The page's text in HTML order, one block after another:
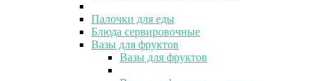
Палочки для еды
Блюда сервировочные
Вазы для фруктов
Вазы для фруктов